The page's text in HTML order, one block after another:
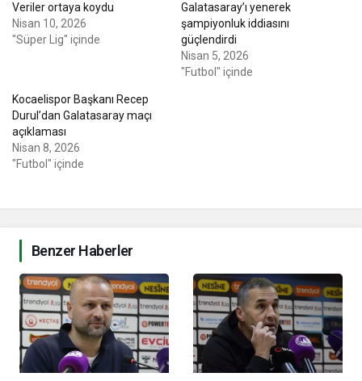
Veriler ortaya koydu
Nisan 10, 2026
"Süper Lig" içinde
Galatasaray’ı yenerek
şampiyonluk iddiasını
güçlendirdi
Nisan 5, 2026
"Futbol" içinde
Kocaelispor Başkanı Recep
Durul’dan Galatasaray maçı
açıklaması
Nisan 8, 2026
"Futbol" içinde
Benzer Haberler